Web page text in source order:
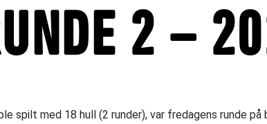
2 –
spilt med 18 hull (2 runder), var fredagens runde på